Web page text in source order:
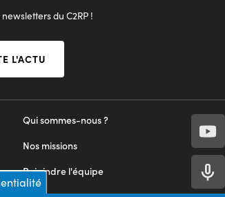
du C2RP !
L'ACTU
Qui sommes-nous ?
Nos missions
Rejoindre l'équipe